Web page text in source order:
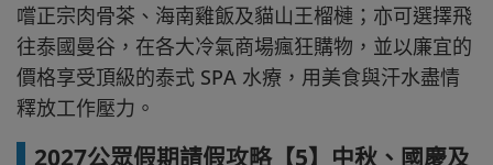
嚐正宗肉骨茶、海南雞飯及貓山王榴槤；亦可選擇飛
往泰國曼谷，在各大冷氣商場瘋狂購物，並以廉宜的
價格享受頂級的泰式 SPA 水療，用美食與汗水盡情
釋放工作壓力。
2027公眾假期請假攻略【5】中秋、國慶及